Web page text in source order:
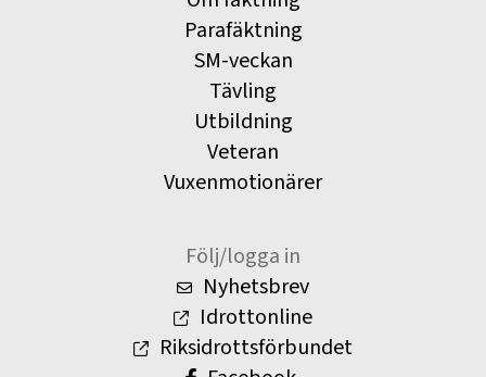
Parafäktning
SM-veckan
Tävling
Utbildning
Veteran
Vuxenmotionärer
Följ/logga in
Nyhetsbrev
Idrottonline
Riksidrottsförbundet